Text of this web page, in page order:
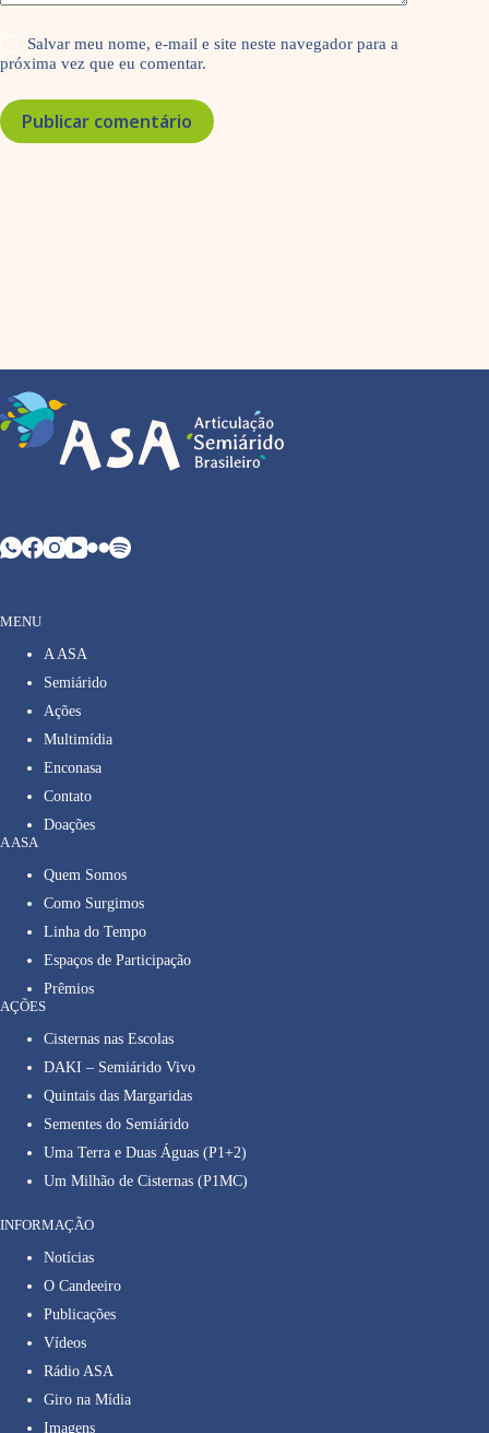
Salvar meu nome, e-mail e site neste navegador para a
próxima vez que eu comentar.
Publicar comentário
MENU
A ASA
Semiárido
Ações
Multimídia
Enconasa
Contato
Doações
A ASA
Quem Somos
Como Surgimos
Linha do Tempo
Espaços de Participação
Prêmios
AÇÕES
Cisternas nas Escolas
DAKI – Semiárido Vivo
Quintais das Margaridas
Sementes do Semiárido
Uma Terra e Duas Águas (P1+2)
Um Milhão de Cisternas (P1MC)
INFORMAÇÃO
Notícias
O Candeeiro
Publicações
Vídeos
Rádio ASA
Giro na Mídia
Imagens